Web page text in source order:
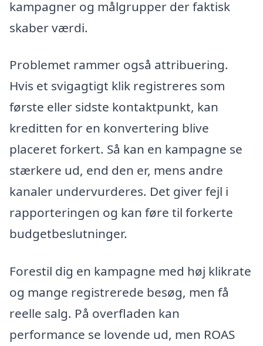
kampagner og målgrupper der faktisk
skaber værdi.
Problemet rammer også attribuering.
Hvis et svigagtigt klik registreres som
første eller sidste kontaktpunkt, kan
kreditten for en konvertering blive
placeret forkert. Så kan en kampagne se
stærkere ud, end den er, mens andre
kanaler undervurderes. Det giver fejl i
rapporteringen og kan føre til forkerte
budgetbeslutninger.
Forestil dig en kampagne med høj klikrate
og mange registrerede besøg, men få
reelle salg. På overfladen kan
performance se lovende ud, men ROAS